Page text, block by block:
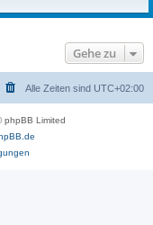
Gehe zu
Alle Zeiten sind UTC+02:00
phpBB Limited